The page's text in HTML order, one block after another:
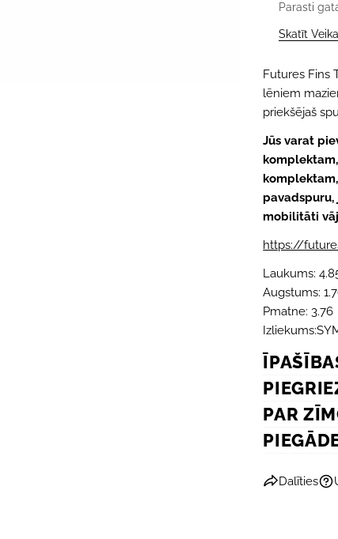
Parasti
Skatīt
Futures Fins
lēniem
priekšējaš
Jūs varat
mobilitāti
https://
Laukums:
Augstums:
Pmatne: 3.76
PAR
Dalīties